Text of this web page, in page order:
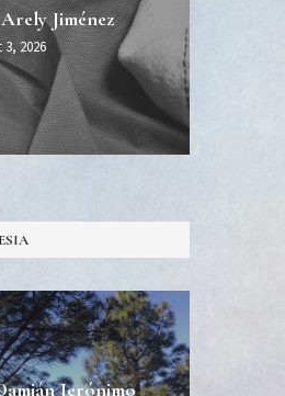
Jiménez
2026
Jerónimo